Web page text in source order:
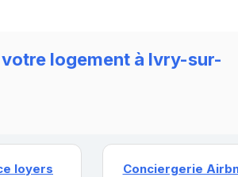
logement à Ivry-sur-
loyers
Conciergerie